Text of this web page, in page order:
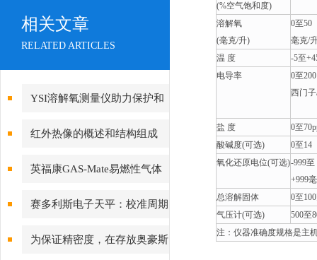
相关文章
RELATED ARTICLES
YSI溶解氧测量仪助力保护和
可持续利用海洋资源
红外热像的概述和结构组成
英福康GAS-Mate易燃性气体
检漏仪
赛多利斯电子天平：校准周期
设定与期间核查方法
为保证精密度，在存放奥豪斯
(%空气饱和度)
溶解氧
(毫克/升)
0至50
毫克/
温 度
-5至
电导率
0至
西门
盐 度
0至
酸碱度(可选)
0至14
氧化还原电位(可选)-999至
+999
总溶解固体
0至
气压计(可选)
500至
注：仪器准确度规格是主